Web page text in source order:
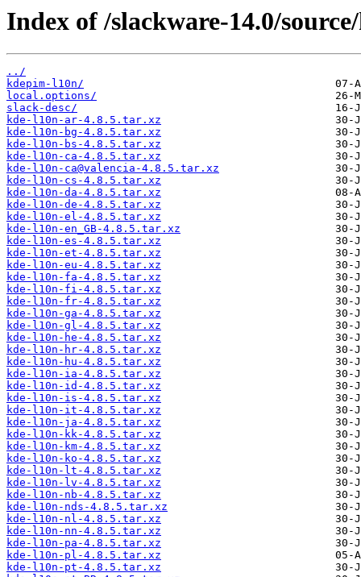
Index of /slackware-14.0/
../
kdepim-l10n/
local.options/
slack-desc/
kde-l10n-ar-4.8.5.tar.xz
kde-l10n-bg-4.8.5.tar.xz
kde-l10n-bs-4.8.5.tar.xz
kde-l10n-ca-4.8.5.tar.xz
kde-l10n-ca@valencia-4.8.5.tar.xz
kde-l10n-cs-4.8.5.tar.xz
kde-l10n-da-4.8.5.tar.xz
kde-l10n-de-4.8.5.tar.xz
kde-l10n-el-4.8.5.tar.xz
kde-l10n-en_GB-4.8.5.tar.xz
kde-l10n-es-4.8.5.tar.xz
kde-l10n-et-4.8.5.tar.xz
kde-l10n-eu-4.8.5.tar.xz
kde-l10n-fa-4.8.5.tar.xz
kde-l10n-fi-4.8.5.tar.xz
kde-l10n-fr-4.8.5.tar.xz
kde-l10n-ga-4.8.5.tar.xz
kde-l10n-gl-4.8.5.tar.xz
kde-l10n-he-4.8.5.tar.xz
kde-l10n-hr-4.8.5.tar.xz
kde-l10n-hu-4.8.5.tar.xz
kde-l10n-ia-4.8.5.tar.xz
kde-l10n-id-4.8.5.tar.xz
kde-l10n-is-4.8.5.tar.xz
kde-l10n-it-4.8.5.tar.xz
kde-l10n-ja-4.8.5.tar.xz
kde-l10n-kk-4.8.5.tar.xz
kde-l10n-km-4.8.5.tar.xz
kde-l10n-ko-4.8.5.tar.xz
kde-l10n-lt-4.8.5.tar.xz
kde-l10n-lv-4.8.5.tar.xz
kde-l10n-nb-4.8.5.tar.xz
kde-l10n-nds-4.8.5.tar.xz
kde-l10n-nl-4.8.5.tar.xz
kde-l10n-nn-4.8.5.tar.xz
kde-l10n-pa-4.8.5.tar.xz
kde-l10n-pl-4.8.5.tar.xz
kde-l10n-pt-4.8.5.tar.xz